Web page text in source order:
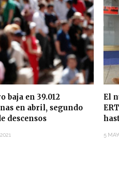
baja en 39.012
en abril, segundo
descensos
El
5